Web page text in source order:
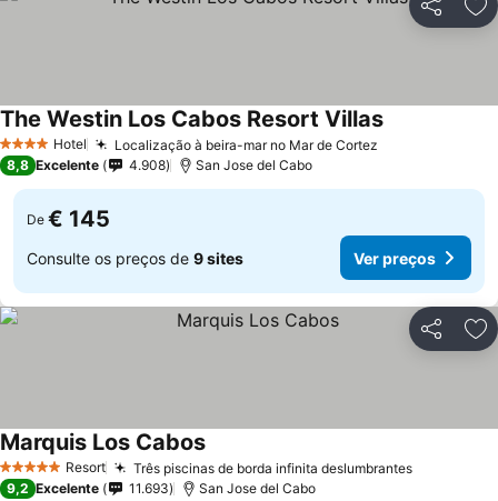
Partilhar
4 EstrelasHotel Localização à beira-mar no Mar de Cortez
The Westin Los Cabos Resort Villas
8,8 Excelente 4.908 San Jose del Cabo
De € 145
Consulte os preços de 9 sites Ver preços
Partilhar
5 Estrelas Resort Três piscinas de borda infinita deslumbrantes
Marquis Los Cabos
9,2 Excelente 11.693 San Jose del Cabo